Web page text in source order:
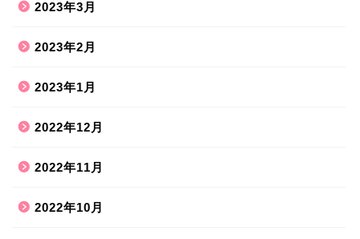
2023年3月
2023年2月
2023年1月
2022年12月
2022年11月
2022年10月